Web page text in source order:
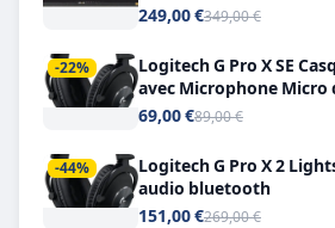
249,00 €349,00 €
-22%
Logitech G Pro X SE
avec Microphone Micro
Headphone X 7.1
69,00 €89,00 €
-44%
Logitech G Pro X 2
audio bluetooth
151,00 €269,00 €